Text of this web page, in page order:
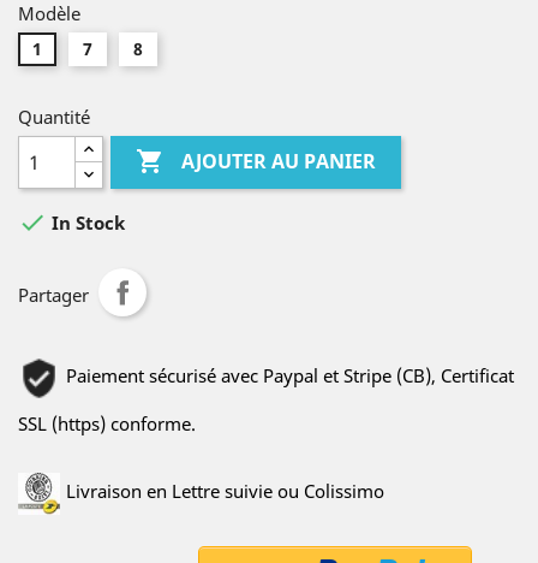
Modèle
1 7 8
Quantité
 AJOUTER AU PANIER
 In Stock
Partager
Paiement sécurisé avec Paypal et Stripe (CB), Certificat
SSL (https) conforme.
Livraison en Lettre suivie ou Colissimo